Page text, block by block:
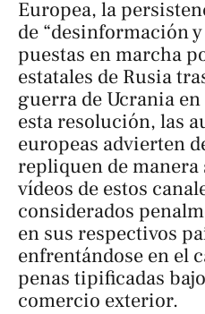
Europea, la
de “desinformación
puestas en marcha
estatales de Rusia
guerra de Ucrania
esta resolución, las
europeas advierten
repliquen de manera
vídeos de estos
considerados
en sus respectivos
enfrentándose en el
penas tipificadas
comercio exterior.